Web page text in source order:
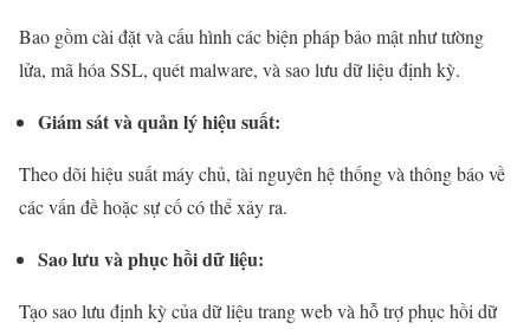
Bao gồm cài đặt và cấu hình các biện pháp bảo mật như tường
lửa, mã hóa SSL, quét malware, và sao lưu dữ liệu định kỳ.
Giám sát và quản lý hiệu suất:
Theo dõi hiệu suất máy chủ, tài nguyên hệ thống và thông báo về
các vấn đề hoặc sự cố có thể xảy ra.
Sao lưu và phục hồi dữ liệu:
Tạo sao lưu định kỳ của dữ liệu trang web và hỗ trợ phục hồi dữ